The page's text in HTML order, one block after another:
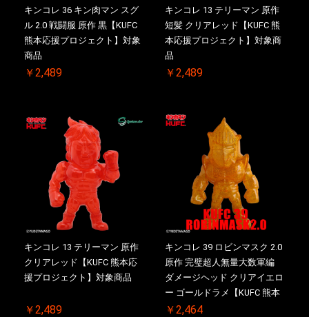
キンコレ 36 キン肉マン スグ
ル 2.0 戦闘服 原作 黒【KUFC
熊本応援プロジェクト】対象
商品
￥2,489
キンコレ 13 テリーマン 原作
短髪 クリアレッド【KUFC 熊
本応援プロジェクト】対象商
品
￥2,489
キンコレ 13 テリーマン 原作
クリアレッド【KUFC 熊本応
援プロジェクト】対象商品
￥2,489
キンコレ 39 ロビンマスク 2.0
原作 完璧超人無量大数軍編
ダメージヘッド クリアイエロ
ー ゴールドラメ【KUFC 熊本
応援プロジェクト】対象商品
￥2,464